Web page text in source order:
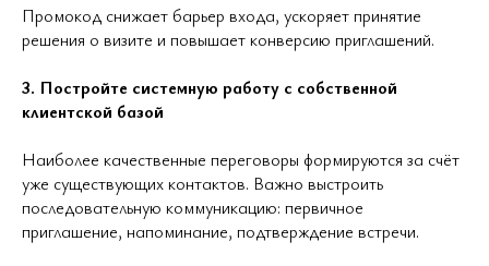
Промокод снижает барьер входа, ускоряет принятие
решения о визите и повышает конверсию приглашений.
3. Постройте системную работу с собственной
клиентской базой
Наиболее качественные переговоры формируются за счёт
уже существующих контактов. Важно выстроить
последовательную коммуникацию: первичное
приглашение, напоминание, подтверждение встречи.